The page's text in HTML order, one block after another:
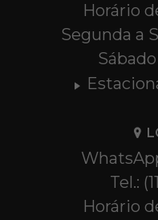
Horário
Segunda a
Tel.:
Horário